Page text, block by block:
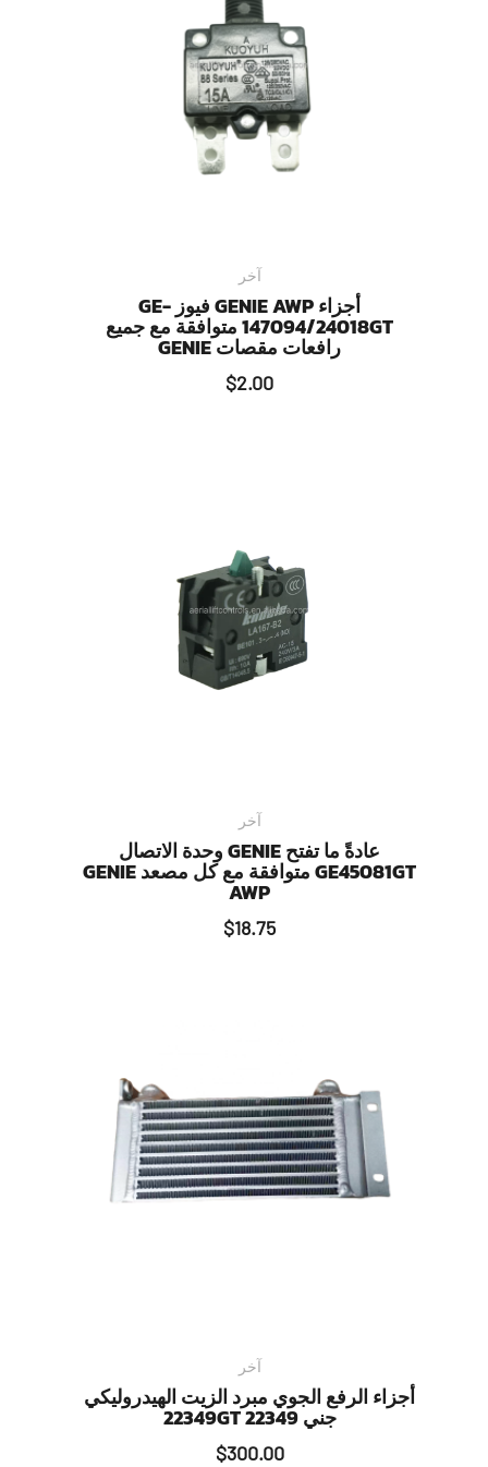
أجزاء GENIE AWP فيوز GE-
147094/24018GT متوافقة مع جميع
رافعات مقصات GENIE
$2.00
عادةً ما تفتح GENIE وحدة الاتصال
GE45081GT متوافقة مع كل مصعد GENIE
AWP
$18.75
أجزاء الرفع الجوي مبرد الزيت الهيدروليكي
جني 22349GT 22349
$300.00